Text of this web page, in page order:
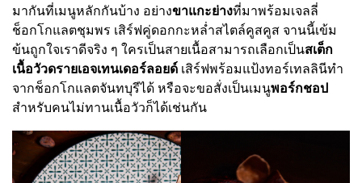
มากันที่เมนูหลักกันบ้าง อย่างขาแกะย่างที่มาพร้อมเจลลี่
ช็อกโกแลตชุมพร เสิร์ฟคู่ดอกกะหล่ำสไตล์คูสคูส จานนี้เข้ม
ข้นถูกใจเราดีจริง ๆ ใครเป็นสายเนื้อสามารถเลือกเป็นสเต็ก
เนื้อวัวดรายเอจเทนเดอร์ลอยด์ เสิร์ฟพร้อมแป้งทอร์เทลลินีทำ
จากช็อกโกแลตจันทบุรีได้ หรือจะขอสั่งเป็นเมนูพอร์กชอป
สำหรับคนไม่ทานเนื้อวัวก็ได้เช่นกัน